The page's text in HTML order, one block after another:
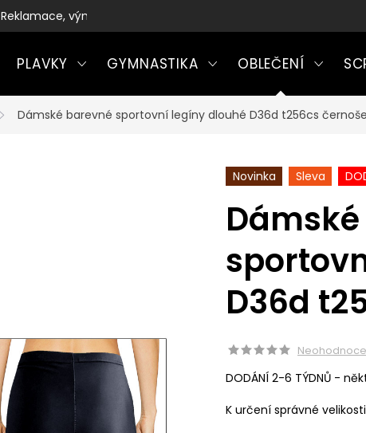
Reklamace, výměny a vrácení zboží
PLAVKY GYMNASTIKA OBLEČENÍ
Dámské barevné sportovní legíny dlouhé D36d t256cs
Novinka Sleva
D36d
DODÁNÍ 2-6 TÝDNŮ -
K určení správné